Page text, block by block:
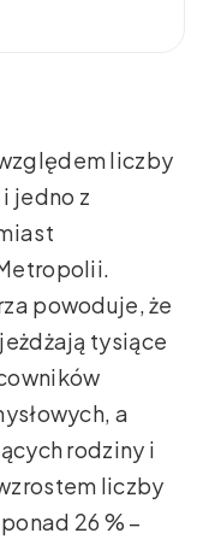
liczby
jedno z
powoduje, że
tysiące
a
rodziny i
liczby
26 % –